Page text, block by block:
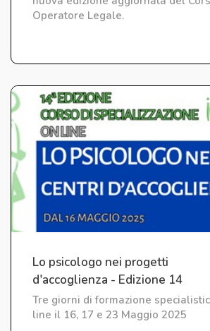
Operatore Legale.
Lo psicologo nei progetti
d'accoglienza - Edizione 14
Tre giorni di formazione
line il 16, 17 e 23 Maggio 2025